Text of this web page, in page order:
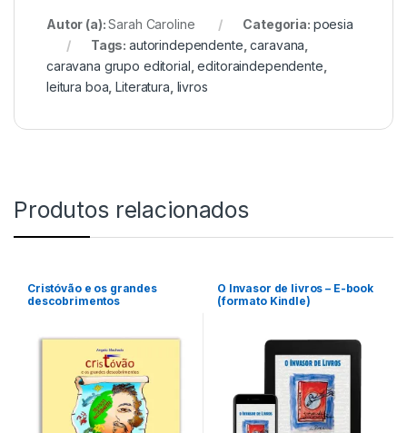
Autor (a):Sarah Caroline Categoria: poesia
Tags:autorindependente ,caravana
caravana grupo editorial ,editoraindependente
leitura boa ,Literatura livros
Produtos relacionados
Cristóvão e os grandes
descobrimentos
O Invasor de livros – E-book
(formato Kindle)